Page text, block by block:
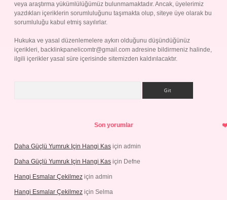
veya araştırma yükümlülüğümüz bulunmamaktadır. Ancak, üyelerimiz
yazdıkları içeriklerin sorumluluğunu taşımakta olup, siteye üye olarak bu
sorumluluğu kabul etmiş sayılırlar.
Hukuka ve yasal düzenlemelere aykırı olduğunu düşündüğünüz
içerikleri, backlinkpanelicomtr@gmail.com adresine bildirmeniz halinde,
ilgili içerikler yasal süre içerisinde sitemizden kaldırılacaktır.
Son yorumlar
Daha Güçlü Yumruk Için Hangi Kas için admin
Daha Güçlü Yumruk Için Hangi Kas için Defne
Hangi Esmalar Çekilmez için admin
Hangi Esmalar Çekilmez için Selma